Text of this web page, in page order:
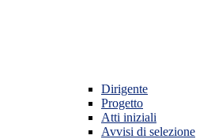
Dirigente
Progetto
Atti iniziali
Avvisi di selezione